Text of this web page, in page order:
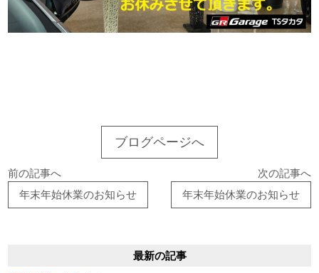
ブログページへ
前の記事へ
年末年始休業のお知らせ
次の記事へ
年末年始休業のお知らせ
最新の記事